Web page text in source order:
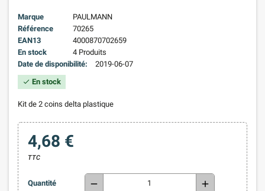
Marque
PAULMANN
Référence
70265
EAN13
4000870702659
En stock
4 Produits
Date de disponibilité:
2019-06-07
check En stock
Kit de 2 coins delta plastique
4,68 €
TTC
Quantité remove add